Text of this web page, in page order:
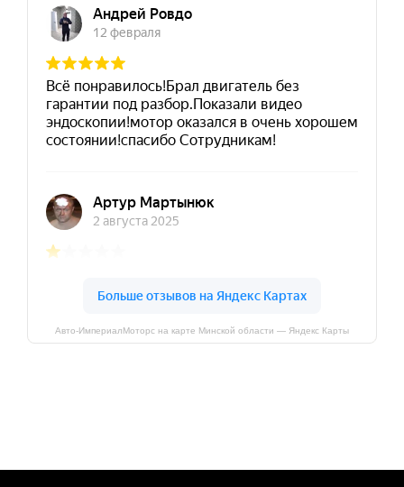
Авто-ИмпериалМоторс на карте Минской области — Яндекс Карты